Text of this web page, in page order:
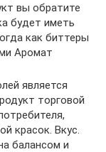
вы обратите
будет иметь
как биттеры
Аромат
является
торговой
красок. Вкус.
балансом и